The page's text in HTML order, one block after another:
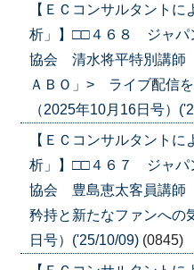
【ＥＣコンサルタント
析」】□□４６８ ジャパ
協会 清水将平特別講師
ＡＢＯ」> ライブ配信
（2025年10月16日号）
【ＥＣコンサルタント
析」】□□４６７ ジャパ
協会 豊島恵太客員講師
矜持と新たなファンへの
日号）('25/10/09) (0845)